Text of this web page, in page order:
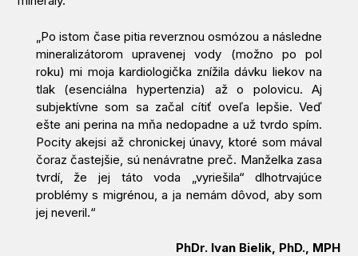
„Po istom čase pitia reverznou osmózou a následne
mineralizátorom upravenej vody (možno po pol
roku) mi moja kardiologička znížila dávku liekov na
tlak (esenciálna hypertenzia) až o polovicu. Aj
subjektívne som sa začal cítiť oveľa lepšie. Veď
ešte ani perina na mňa nedopadne a už tvrdo spím.
Pocity akejsi až chronickej únavy, ktoré som mával
čoraz častejšie, sú nenávratne preč. Manželka zasa
tvrdí, že jej táto voda „vyriešila“ dlhotrvajúce
problémy s migrénou, a ja nemám dôvod, aby som
jej neveril.“
PhDr. Ivan Bielik, PhD., MPH